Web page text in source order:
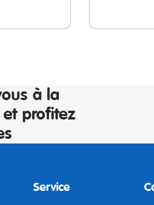
à la
profitez
Service